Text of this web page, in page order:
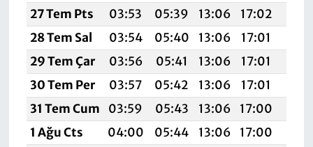
27 Tem Pts
03:53 05:39 13:06 17:02
28 Tem Sal
03:54 05:40 13:06 17:01
29 Tem Çar
03:56 05:41 13:06 17:01
30 Tem Per
03:57 05:42 13:06 17:01
31 Tem Cum
03:59 05:43 13:06 17:00
1 Ağu Cts
04:00 05:44 13:06 17:00